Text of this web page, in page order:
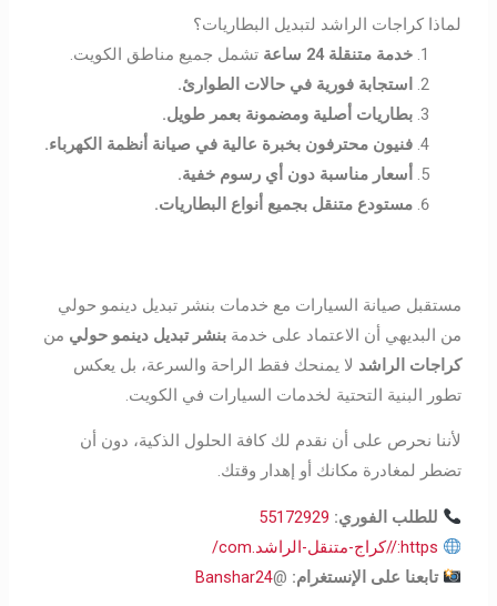
لماذا كراجات الراشد لتبديل البطاريات؟
خدمة متنقلة 24 ساعة
تشمل جميع مناطق الكويت.
استجابة فورية في حالات الطوارئ.
بطاريات أصلية ومضمونة بعمر طويل.
فنيون محترفون بخبرة عالية في صيانة أنظمة الكهرباء.
أسعار مناسبة دون أي رسوم خفية.
مستودع متنقل بجميع أنواع البطاريات.
مستقبل صيانة السيارات مع خدمات بنشر تبديل دينمو حولي
من البديهي أن الاعتماد على خدمةبنشر تبديل دينمو حولي من
كراجات الراشد لا يمنحك فقط الراحة والسرعة، بل يعكس
تطور البنية التحتية لخدمات السيارات في الكويت.
لأننا نحرص على أن نقدم لك كافة الحلول الذكية، دون أن
تضطر لمغادرة مكانك أو إهدار وقتك.
للطلب الفوري: 55172929
https://كراج-متنقل-الراشد.com/
تابعنا على الإنستغرام:
@
Banshar24